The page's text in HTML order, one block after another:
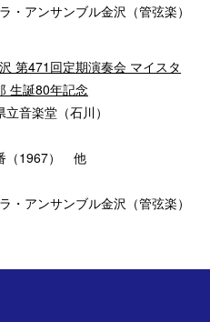
・アンサンブル金沢（管弦楽）
第471回定期演奏会 マイスタ
生誕80年記念
音楽堂（石川）
（1967） 他
・アンサンブル金沢（管弦楽）